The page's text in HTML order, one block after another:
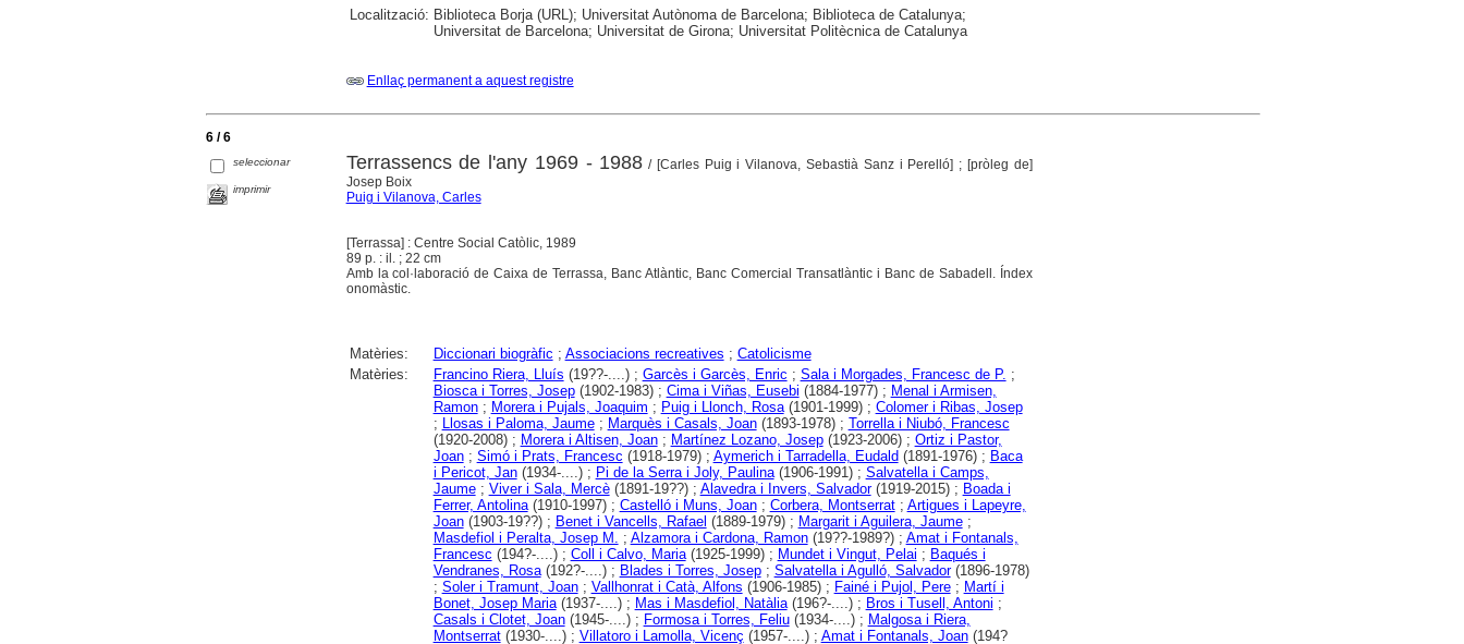
Localització: Biblioteca Borja (URL); Universitat Autònoma de Barcelona; Biblioteca de Catalunya;
Universitat de Barcelona; Universitat de Girona; Universitat Politècnica de Catalunya
Enllaç permanent a aquest registre
6 / 6
seleccionar
imprimir
Terrassencs de l'any 1969 - 1988 / [Carles Puig i Vilanova, Sebastià Sanz i Perelló] ; [pròleg de]
Josep Boix
Puig i Vilanova, Carles
[Terrassa] : Centre Social Catòlic, 1989
89 p. : il. ; 22 cm
Amb la col·laboració de Caixa de Terrassa, Banc Atlàntic, Banc Comercial Transatlàntic i Banc de Sabadell. Índex
onomàstic.
Matèries: Diccionari biogràfic ; Associacions recreatives ; Catolicisme
Matèries:
Francino Riera, Lluís (19??-....) ; Garcès i Garcès, Enric ; Sala i Morgades, Francesc de P. ;
Biosca i Torres, Josep(1902-1983) ; Cima i Viñas, Eusebi (1884-1977) ; Menal i Armisen,
Ramon; Morera i Pujals, Joaquim ; Puig i Llonch, Rosa(1901-1999) ; Colomer i Ribas, Josep
; Llosas i Paloma, Jaume; Marquès i Casals, Joan(1893-1978) ; Torrella i Niubó, Francesc
(1920-2008) ; Morera i Altisen, Joan; Martínez Lozano, Josep(1923-2006) ; Ortiz i Pastor,
Joan; Simó i Prats, Francesc (1918-1979) ; Aymerich i Tarradella, Eudald(1891-1976) ; Baca
i Pericot, Jan(1934-....) ; Pi de la Serra i Joly, Paulina(1906-1991) ; Salvatella i Camps,
Jaume; Viver i Sala, Mercè(1891-19??) ; Alavedra i Invers, Salvador(1919-2015) ; Boada i
Ferrer, Antolina(1910-1997) ; Castelló i Muns, Joan; Corbera, Montserrat; Artigues i Lapeyre,
Joan(1903-19??) ; Benet i Vancells, Rafael (1889-1979) ; Margarit i Aguilera, Jaume;
Masdefiol i Peralta, Josep M.
; Alzamora i Cardona, Ramon(19??-1989?) ; Amat i Fontanals,
Francesc (194?-....) ; Coll i Calvo, Maria(1925-1999) ; Mundet i Vingut, Pelai ; Baqués i
Vendranes, Rosa(192?-....) ; Blades i Torres, Josep; Salvatella i Agulló, Salvador(1896-1978)
; Soler i Tramunt, Joan; Vallhonrat i Catà, Alfons (1906-1985) ; Fainé i Pujol, Pere; Martí i
Bonet, Josep Maria(1937-....) ; Mas i Masdefiol, Natàlia(196?-....) ; Bros i Tusell, Antoni ;
Casals i Clotet, Joan(1945-....) ; Formosa i Torres, Feliu(1934-....) ; Malgosa i Riera,
Montserrat(1930-....) ; Villatoro i Lamolla, Vicenç (1957-....) ; Amat i Fontanals, Joan(194?